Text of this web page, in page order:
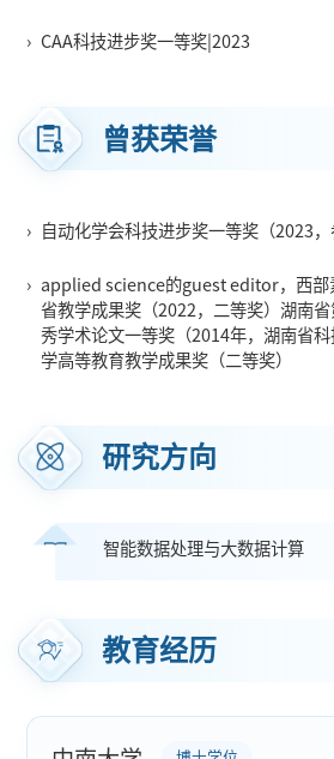
› CAA科技进步奖一等奖|2023
曾获荣誉
› 自动化学会科技进步奖一等奖（2023，
› applied science的guest editor，西部
省教学成果奖（2022，二等奖）湖南
秀学术论文一等奖（2014年，湖南省
学高等教育教学成果奖（二等奖）
研究方向
智能数据处理与大数据计算
教育经历